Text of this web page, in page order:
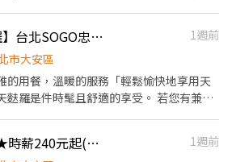
定區域 。如沒有其他遺漏或問題，即可
：(自備機車) ．工
。每週一～五日彈性排班 。見紅休：國
內容： 。10:30起到各指定餐飲商家領
作待遇：依能力表現與熟練度調整 。單次
$220元起【吉天麩羅】台北SOGO忠孝店-外場兼職(早,中,晚)-G01
1週前
市大安區
的用餐，溫暖的服務「輕鬆愉快地享用天
件時髦且舒適的享受。 若您有兼職
服務 3. 店內環境、座位區清潔整理 4. 收銀
【すき家 SUKIYA】★時薪240元起(含全勤)★大安店
1週前